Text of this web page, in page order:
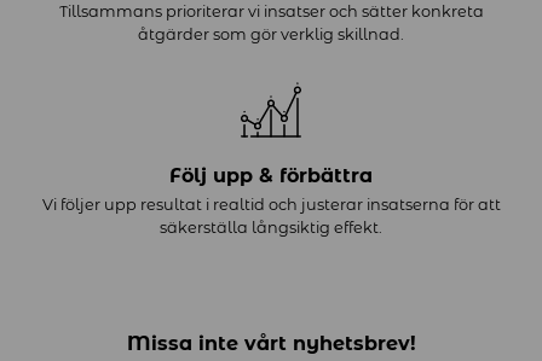
Tillsammans prioriterar vi insatser och sätter konkreta
åtgärder som gör verklig skillnad.
Följ upp & förbättra
Vi följer upp resultat i realtid och justerar insatserna för att
säkerställa långsiktig effekt.
Missa inte vårt nyhetsbrev!